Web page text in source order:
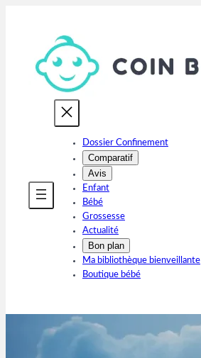
contenu
Dossier Confinement
Comparatif
Avis
Enfant
Bébé
Grossesse
Actualité
Bon plan
Ma bibliothèque bienveillante
Boutique bébé